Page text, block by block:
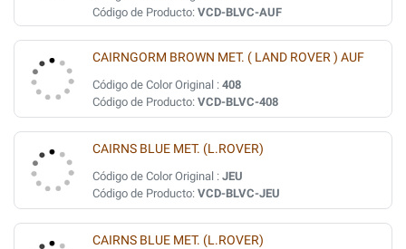
Código de Producto: VCD-BLVC-AUF
CAIRNGORM BROWN MET. ( LAND ROVER ) AUF
Código de Color Original : 408
Código de Producto: VCD-BLVC-408
CAIRNS BLUE MET. (L.ROVER)
Código de Color Original : JEU
Código de Producto: VCD-BLVC-JEU
CAIRNS BLUE MET. (L.ROVER)